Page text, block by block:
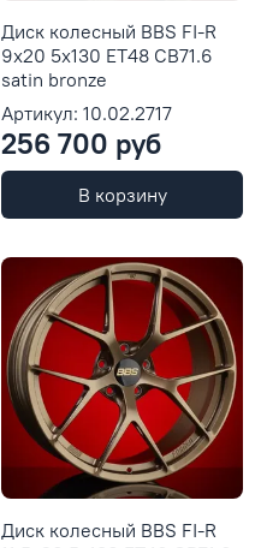
Диск колесный BBS FI-R
9x20 5x130 ET48 CB71.6
satin bronze
Артикул: 10.02.2717
256 700 руб
В корзину
Диск колесный BBS FI-R